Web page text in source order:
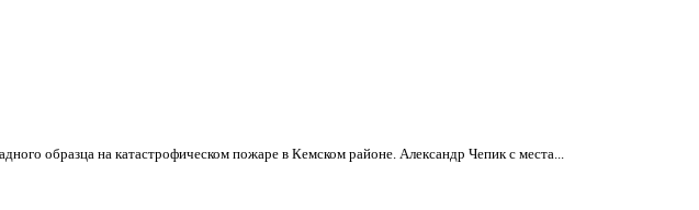
образца на катастрофическом пожаре в Кемском районе. Александр Чепик с места...